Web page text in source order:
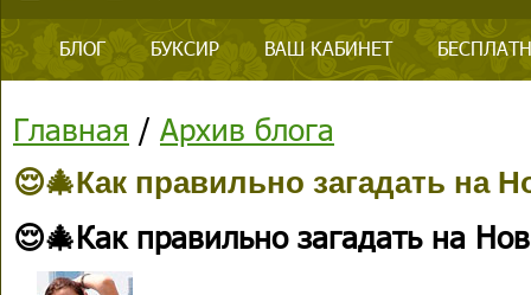
БЛОГ БУКСИР ВАШ КАБИНЕТ
Главная / Архив блога
😌🎄Как правильно загадать на
😌🎄Как правильно загадать на